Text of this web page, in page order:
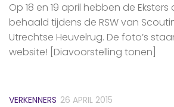
Op 18 en 19 april hebben de Eksters
behaald tijdens de RSW van
Utrechtse Heuvelrug. De foto’s
website! [Diavoorstelling tonen]
VERKENNERS 26 APRIL 2015